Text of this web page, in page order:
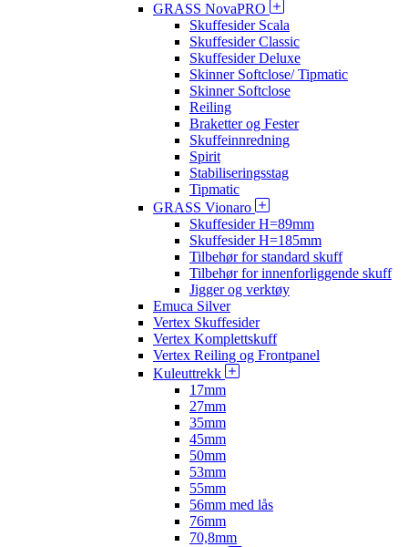
GRASS NovaPRO
Skuffesider Scala
Skuffesider Classic
Skuffesider Deluxe
Skinner Softclose/ Tipmatic
Skinner Softclose
Reiling
Braketter og Fester
Skuffeinnredning
Spirit
Stabiliseringsstag
Tipmatic
GRASS Vionaro
Skuffesider H=89mm
Skuffesider H=185mm
Tilbehør for standard skuff
Tilbehør for innenforliggende skuff
Jigger og verktøy
Emuca Silver
Vertex Skuffesider
Vertex Komplettskuff
Vertex Reiling og Frontpanel
Kuleuttrekk
17mm
27mm
35mm
45mm
50mm
53mm
55mm
56mm med lås
76mm
70,8mm